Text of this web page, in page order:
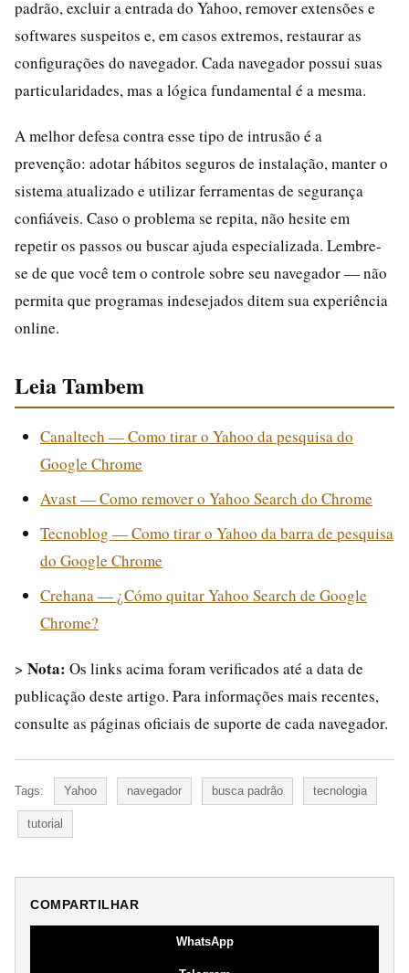
padrão, excluir a entrada do Yahoo, remover extensões e
softwares suspeitos e, em casos extremos, restaurar as
configurações do navegador. Cada navegador possui suas
particularidades, mas a lógica fundamental é a mesma.
A melhor defesa contra esse tipo de intrusão é a
prevenção: adotar hábitos seguros de instalação, manter o
sistema atualizado e utilizar ferramentas de segurança
confiáveis. Caso o problema se repita, não hesite em
repetir os passos ou buscar ajuda especializada. Lembre-
se de que você tem o controle sobre seu navegador — não
permita que programas indesejados ditem sua experiência
online.
Leia Tambem
Canaltech — Como tirar o Yahoo da pesquisa do
Google Chrome
Avast — Como remover o Yahoo Search do Chrome
Tecnoblog — Como tirar o Yahoo da barra de pesquisa
do Google Chrome
Crehana — ¿Cómo quitar Yahoo Search de Google
Chrome?
> Nota: Os links acima foram verificados até a data de
publicação deste artigo. Para informações mais recentes,
consulte as páginas oficiais de suporte de cada navegador.
Tags: Yahoo navegador busca padrão tecnologia
tutorial
COMPARTILHAR
WhatsApp